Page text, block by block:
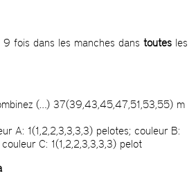
fois dans les manches dans toutes les
(…) 37(39,43,45,47,51,53,55) m
A: 1(1,2,2,3,3,3,3) pelotes; couleur B:
C: 1(1,2,2,3,3,3,3) pelot